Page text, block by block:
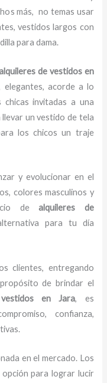
más, no temas usar
vestidos largos con
para dama.
de vestidosen
elegantes, acorde a lo
invitadas a una
un vestido de tela
los chicos un traje
y evolucionar en el
colores masculinos y
dealquileres de
para tu día
clientes, entregando
de brindar el
en Jara, es
confianza,
en el mercado. Los
opción para lograr lucir